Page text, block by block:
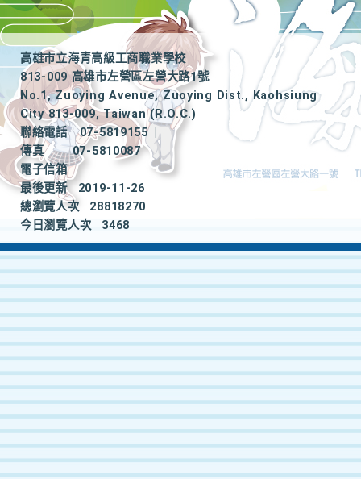
高雄市立海青高級工商職業學校
813-009 高雄市左營區左營大路1號
No.1, Zuoying Avenue, Zuoying Dist., Kaohsiung
City 813-009, Taiwan (R.O.C.)
聯絡電話
07-5819155
|
傳真
07-5810087
電子信箱
最後更新
2019-11-26
總瀏覽人次
28818270
今日瀏覽人次
3468